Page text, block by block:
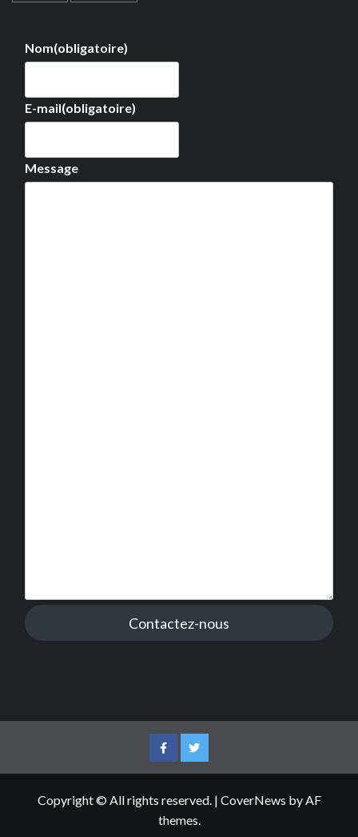
Nom(obligatoire)
E-mail(obligatoire)
Message
Contactez-nous
FacebookTwitter
Copyright © All rights reserved. | CoverNews by AF
themes.